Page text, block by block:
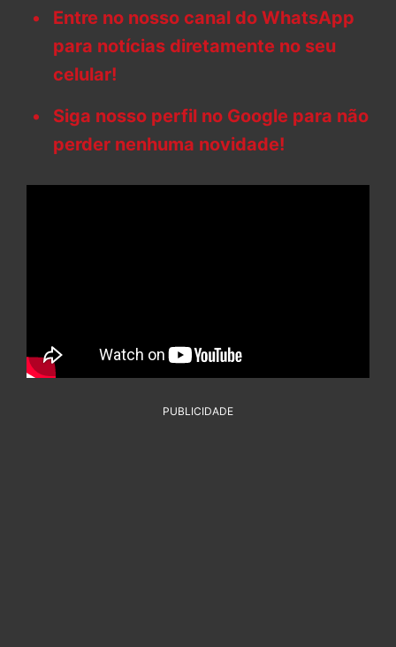
Entre no nosso canal do WhatsApp
para notícias diretamente no seu
celular!
Siga nosso perfil no Google para não
perder nenhuma novidade!
PUBLICIDADE